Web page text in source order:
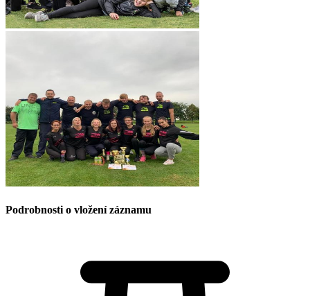
Podrobnosti o vložení záznamu